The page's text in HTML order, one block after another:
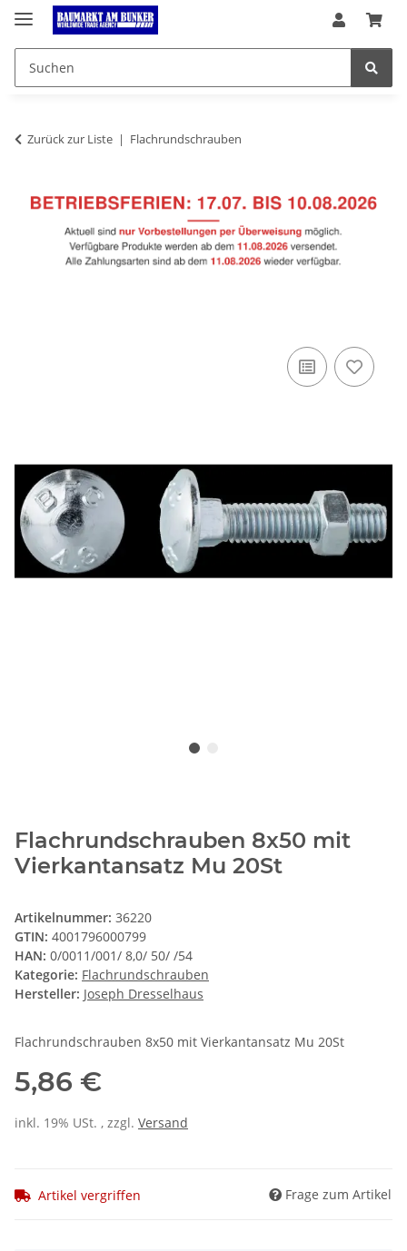
Zurück zur Liste Flachrundschrauben
Flachrundschrauben 8x50 mit
Vierkantansatz Mu 20St
Artikelnummer: 36220
GTIN: 4001796000799
HAN: 0/0011/001/ 8,0/ 50/ /54
Kategorie: Flachrundschrauben
Hersteller: Joseph Dresselhaus
Flachrundschrauben 8x50 mit Vierkantansatz Mu 20St
5,86 €
inkl. 19% USt. , zzgl. Versand
Artikel vergriffen Frage zum Artikel